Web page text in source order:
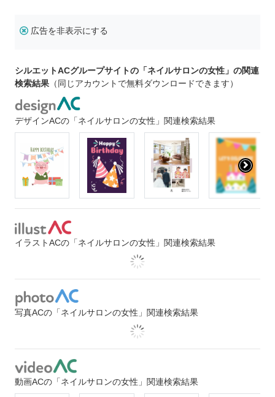
広告を非表示にする
シルエットACグループサイトの「ネイルサロンの女性」の関連
検索結果 （同じアカウントで無料ダウンロードできます）
デザインACの「ネイルサロンの女性」関連検索結果
イラストACの「ネイルサロンの女性」関連検索結果
写真ACの「ネイルサロンの女性」関連検索結果
動画ACの「ネイルサロンの女性」関連検索結果